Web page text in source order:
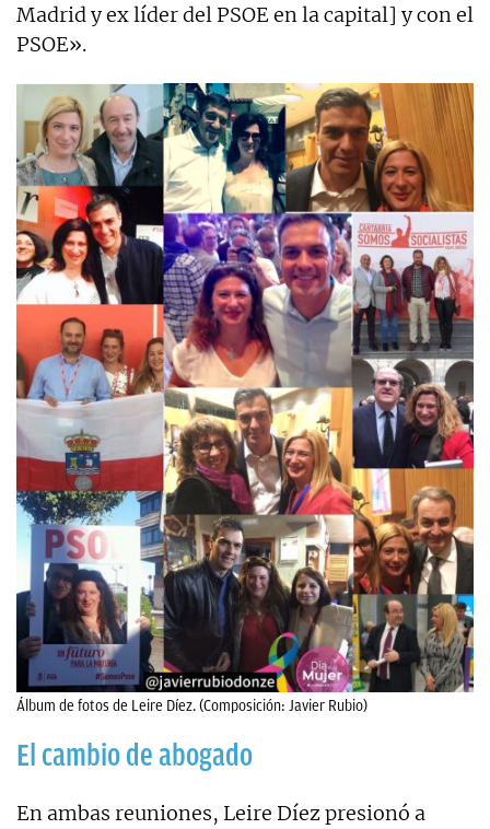
Madrid y ex líder del PSOE en la capital] y con el
PSOE».
Álbum de fotos de Leire Díez. (Composición: Javier Rubio)
El cambio de abogado
En ambas reuniones, Leire Díez presionó a